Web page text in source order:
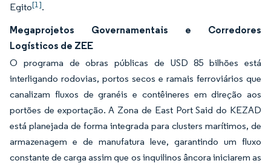
Egito[1].
Megaprojetos Governamentais e Corredores
Logísticos de ZEE
O programa de obras públicas de USD 85 bilhões está
interligando rodovias, portos secos e ramais ferroviários que
canalizam fluxos de granéis e contêineres em direção aos
portões de exportação. A Zona de East Port Said do KEZAD
está planejada de forma integrada para clusters marítimos, de
armazenagem e de manufatura leve, garantindo um fluxo
constante de carga assim que os inquilinos âncora iniciarem as